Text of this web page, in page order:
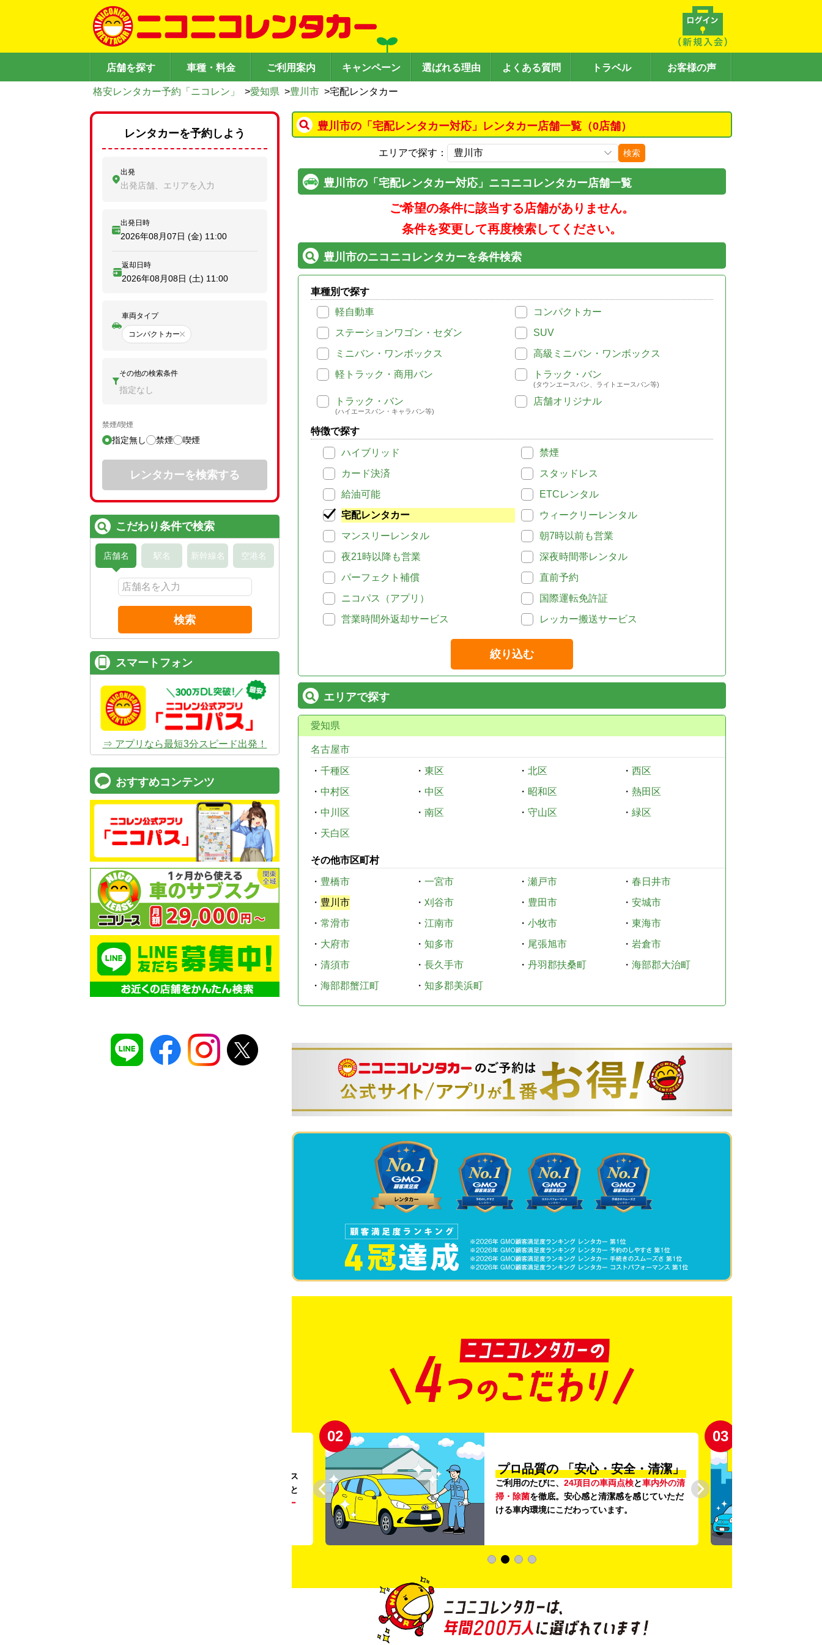
店舗を探す 車種・料金 ご利用案内 キャンペーン 選ばれる理由 よくある質問 トラベル お客様の声
格安レンタカー予約「ニコレン」 >愛知県 >豊川市 >宅配レンタカー
豊川市の「宅配レンタカー対応」レンタカー店舗一覧（0店舗）
エリアで探す： 検索
豊川市の「宅配レンタカー対応」ニコニコレンタカー店舗一覧
ご希望の条件に該当する店舗がありません。
条件を変更して再度検索してください。
豊川市のニコニコレンタカーを条件検索
車種別で探す
軽自動車
コンパクトカー
ステーションワゴン・セダン
SUV
ミニバン・ワンボックス
高級ミニバン・ワンボックス
軽トラック・商用バン
トラック・バン
(タウンエースバン、ライトエースバン等)
トラック・バン
(ハイエースバン・キャラバン等)
店舗オリジナル
特徴で探す
ハイブリッド
禁煙
カード決済
スタッドレス
給油可能
ETCレンタル
宅配レンタカー
ウィークリーレンタル
マンスリーレンタル
朝7時以前も営業
夜21時以降も営業
深夜時間帯レンタル
パーフェクト補償
直前予約
ニコパス（アプリ）
国際運転免許証
営業時間外返却サービス
レッカー搬送サービス
絞り込む
エリアで探す
愛知県
名古屋市
・ 千種区 ・ 東区 ・ 北区 ・ 西区
・ 中村区 ・ 中区 ・ 昭和区 ・ 熱田区
・ 中川区 ・ 南区 ・ 守山区 ・ 緑区
・ 天白区
その他市区町村
・ 豊橋市 ・ 一宮市 ・ 瀬戸市 ・ 春日井市
・ 豊川市 ・ 刈谷市 ・ 豊田市 ・ 安城市
・ 常滑市 ・ 江南市 ・ 小牧市 ・ 東海市
・ 大府市 ・ 知多市 ・ 尾張旭市 ・ 岩倉市
・ 清須市 ・ 長久手市 ・ 丹羽郡扶桑町 ・ 海部郡大治町
・ 海部郡蟹江町 ・ 知多郡美浜町
。ガソリンス
タンドや整備工場の既存インフラを活用すること
リー
02
プロ品質の 「安心・安全・清潔」
ご利用のたびに、 24項目の車両点検と車内外の清
掃・除菌を徹底。安心感と清潔感を感じていただ
ける車内環境にこだわっています。
03
レンタカーを予約しよう
出発
出発店舗、エリアを入力
出発日時
2026年08月07日 (金) 11:00
返却日時
2026年08月08日 (土) 11:00
車両タイプ
コンパクトカー
その他の検索条件
指定なし
禁煙/喫煙
指定無し 禁煙 喫煙
レンタカーを検索する
こだわり条件で検索
店舗名 駅名 新幹線名 空港名
検索
スマートフォン
⇒ アプリなら最短3分スピード出発！
おすすめコンテンツ